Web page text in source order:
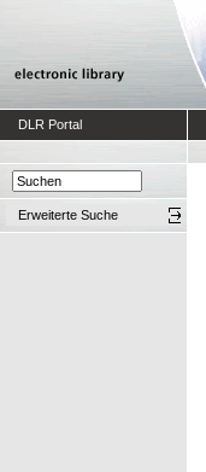
DLR Portal
Erweiterte Suche